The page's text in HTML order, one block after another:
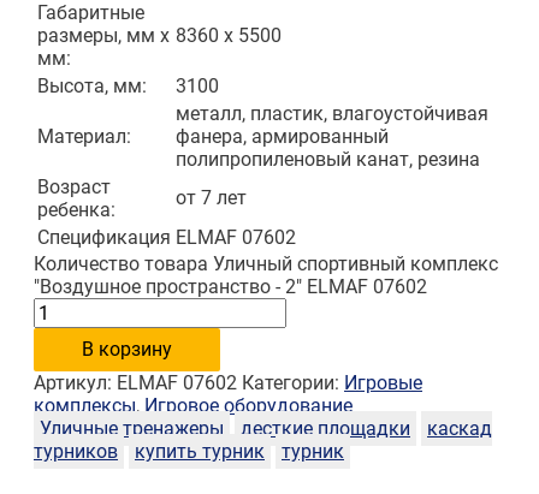
Габаритные
размеры, мм х
мм:
8360 х 5500
Высота, мм: 3100
Материал:
металл, пластик, влагоустойчивая
фанера, армированный
полипропиленовый канат, резина
Возраст
ребенка:
от 7 лет
Спецификация ELMAF 07602
Количество товара Уличный спортивный комплекс
"Воздушное пространство - 2" ELMAF 07602
В корзину
Артикул: ELMAF 07602 Категории: Игровые
комплексы, Игровое оборудование
Уличные тренажеры
десткие площадки
каскад
турников
купить турник турник